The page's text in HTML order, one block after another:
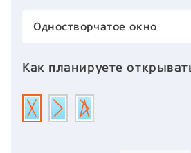
Одностворчатое окно
Как планируете